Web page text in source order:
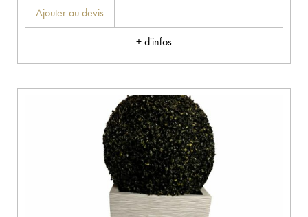
Ajouter au devis
+ d'infos